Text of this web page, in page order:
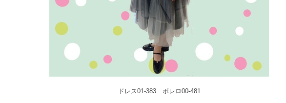
ドレス01-383 ボレロ00-481